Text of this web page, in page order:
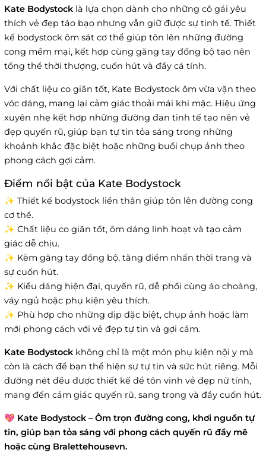
Kate Bodystock là lựa chọn dành cho những cô gái yêu
thích vẻ đẹp táo bạo nhưng vẫn giữ được sự tinh tế. Thiết
kế bodystock ôm sát cơ thể giúp tôn lên những đường
cong mềm mại, kết hợp cùng găng tay đồng bộ tạo nên
tổng thể thời thượng, cuốn hút và đầy cá tính.
Với chất liệu co giãn tốt, Kate Bodystock ôm vừa vặn theo
vóc dáng, mang lại cảm giác thoải mái khi mặc. Hiệu ứng
xuyên nhẹ kết hợp những đường đan tinh tế tạo nên vẻ
đẹp quyến rũ, giúp bạn tự tin tỏa sáng trong những
khoảnh khắc đặc biệt hoặc những buổi chụp ảnh theo
phong cách gợi cảm.
Điểm nổi bật của Kate Bodystock
✨ Thiết kế bodystock liền thân giúp tôn lên đường cong
cơ thể.
✨ Chất liệu co giãn tốt, ôm dáng linh hoạt và tạo cảm
giác dễ chịu.
✨ Kèm găng tay đồng bộ, tăng điểm nhấn thời trang và
sự cuốn hút.
✨ Kiểu dáng hiện đại, quyến rũ, dễ phối cùng áo choàng,
váy ngủ hoặc phụ kiện yêu thích.
✨ Phù hợp cho những dịp đặc biệt, chụp ảnh hoặc làm
mới phong cách với vẻ đẹp tự tin và gợi cảm.
Kate Bodystock không chỉ là một món phụ kiện nội y mà
còn là cách để bạn thể hiện sự tự tin và sức hút riêng. Mỗi
đường nét đều được thiết kế để tôn vinh vẻ đẹp nữ tính,
mang đến cảm giác quyến rũ, sang trọng và đầy cuốn hút.
💖 Kate Bodystock – Ôm trọn đường cong, khơi nguồn tự
tin, giúp bạn tỏa sáng với phong cách quyến rũ đầy mê
hoặc cùng Bralettehousevn.